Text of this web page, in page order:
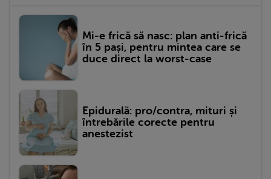
Mi-e frică să nasc: plan anti-frică
în 5 pași, pentru mintea care se
duce direct la worst-case
Epidurală: pro/contra, mituri și
întrebările corecte pentru
anestezist